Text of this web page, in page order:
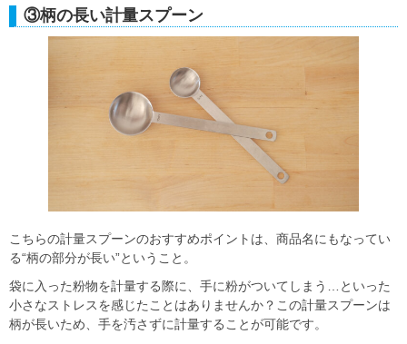
③柄の長い計量スプーン
こちらの計量スプーンのおすすめポイントは、商品名にもなってい
る“柄の部分が長い”ということ。
袋に入った粉物を計量する際に、手に粉がついてしまう…といった
小さなストレスを感じたことはありませんか？この計量スプーンは
柄が長いため、手を汚さずに計量することが可能です。